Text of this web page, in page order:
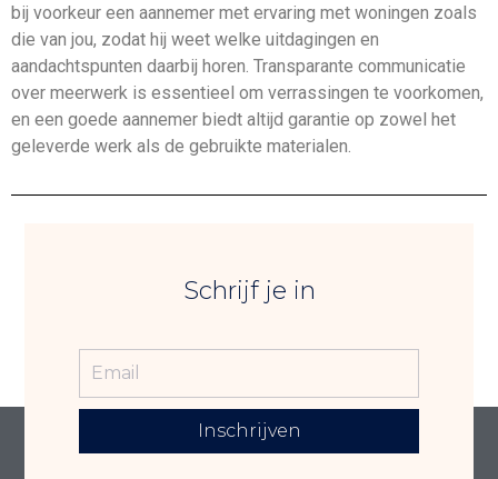
bij voorkeur een aannemer met ervaring met woningen zoals
die van jou, zodat hij weet welke uitdagingen en
aandachtspunten daarbij horen. Transparante communicatie
over meerwerk is essentieel om verrassingen te voorkomen,
en een goede aannemer biedt altijd garantie op zowel het
geleverde werk als de gebruikte materialen.
Schrijf je in
Inschrijven